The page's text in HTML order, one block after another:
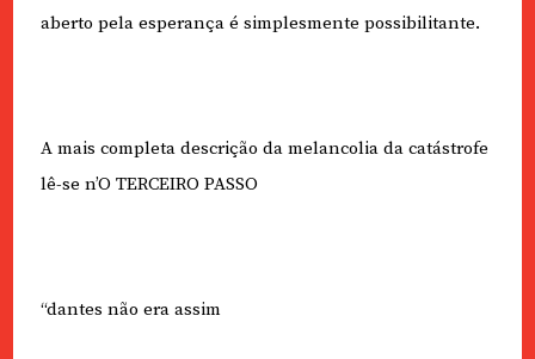
aberto pela esperança é simplesmente possibilitante.
A mais completa descrição da melancolia da catástrofe
lê-se n’O TERCEIRO PASSO
“dantes não era assim